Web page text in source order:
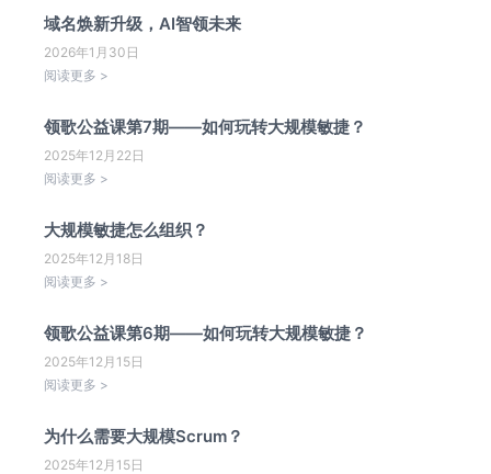
域名焕新升级，AI智领未来
2026年1月30日
阅读更多 >
领歌公益课第7期——如何玩转大规模敏捷？
2025年12月22日
阅读更多 >
大规模敏捷怎么组织？
2025年12月18日
阅读更多 >
领歌公益课第6期——如何玩转大规模敏捷？
2025年12月15日
阅读更多 >
为什么需要大规模Scrum？
2025年12月15日